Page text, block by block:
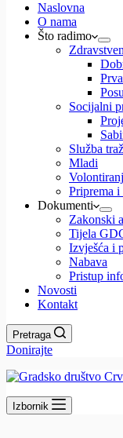
Naslovna
O nama
Što radimo
Socijalni
Služba
Mladi
Priprema
Dokumenti
Zakonski
Tijela
Izvješća i
Nabava
Pristup
Novosti
Kontakt
Pretraga
Donirajte
Izbornik